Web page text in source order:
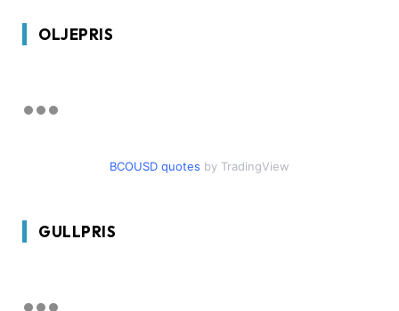
OLJEPRIS
BCOUSD quotes by TradingView
GULLPRIS